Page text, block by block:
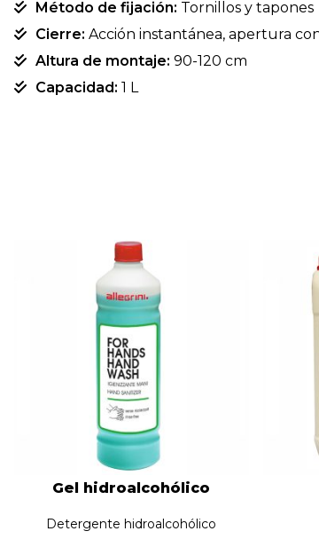
Método de fijación: Tornillos y tapones
Cierre: Acción instantánea, apertura
Altura de montaje: 90-120 cm
Capacidad: 1 L
Gel hidroalcohólico
Detergente hidroalcohólico